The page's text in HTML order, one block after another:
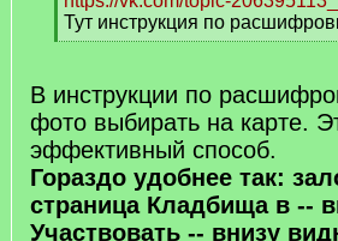
q
]
Тут инструкция по
[
q
]
В инструкции по
фото выбирать на карте.
эффективный способ.
Гораздо удобнее так:
страница Кладбища в --
Участвовать -- внизу